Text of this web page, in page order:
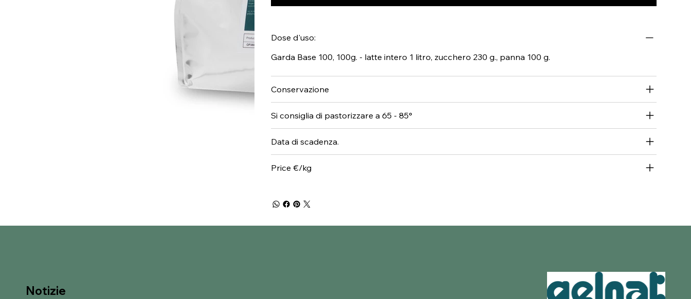
Dose d'uso:
Garda Base 100, 100g. - latte intero 1 litro, zucchero 230 g., panna 100 g.
Conservazione
Si consiglia di pastorizzare a 65 - 85°
Data di scadenza.
Price €/kg
Notizie